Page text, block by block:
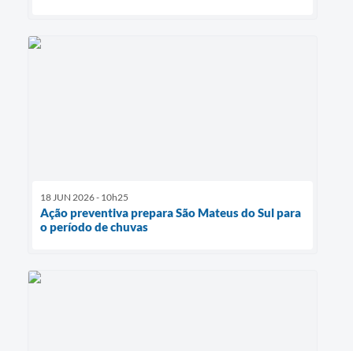
18 JUN 2026 - 10h25
Ação preventiva prepara São Mateus do Sul para
o período de chuvas